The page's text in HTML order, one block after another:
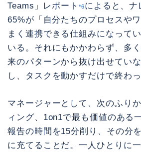
Teams」レポート *6によると、
65%が「自分たちのプロセスや
まく連携できる仕組みになって
いる。それにもかかわらず、多
来のパターンから抜け出せてい
し、タスクを動かすだけで終わっ
マネージャーとして、次のふり
ィング、1on1で最も価値のある
報告の時間を15分削り、その分
に充てることだ。一人ひとりに